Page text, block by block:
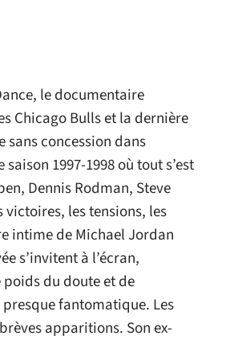
le documentaire
Chicago Bulls et la dernière
sans concession dans
1997-1998 où tout s’est
Dennis Rodman, Steve
les tensions, les
intime de Michael Jordan
s’invitent à l’écran,
poids du doute et de
fantomatique. Les
apparitions. Son ex-